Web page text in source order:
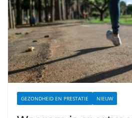
GEZONDHEID EN PRESTATIE NIEUW